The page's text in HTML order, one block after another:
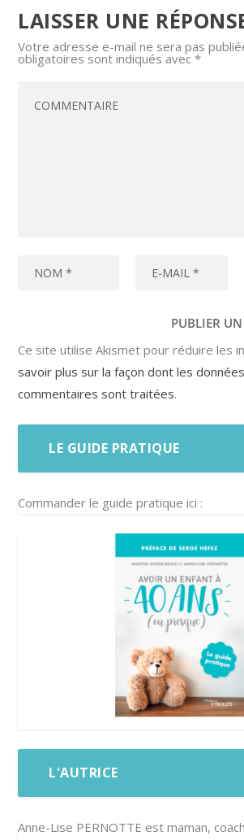
LAISSER UNE
Votre adresse e-mail ne sera pas
obligatoires sont indiqués avec*
Ce site utilise Akismet pour réduire les
savoir plus sur la façon dont les
commentaires sont traitées.
LE GUIDE PRATIQUE
Commander le guide pratique ici :
L'AUTRICE
Anne-Lise PERNOTTE est maman,